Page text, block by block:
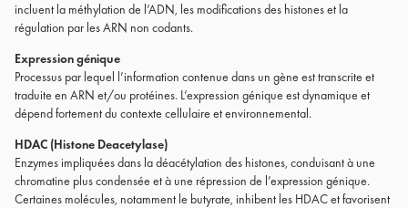
incluent la méthylation de l’ADN, les modifications des histones et la
régulation par les ARN non codants.
Expression génique
Processus par lequel l’information contenue dans un gène est transcrite et
traduite en ARN et/ou protéines. L’expression génique est dynamique et
dépend fortement du contexte cellulaire et environnemental.
HDAC (Histone Deacetylase)
Enzymes impliquées dans la déacétylation des histones, conduisant à une
chromatine plus condensée et à une répression de l’expression génique.
Certaines molécules, notamment le butyrate, inhibent les HDAC et favorisent